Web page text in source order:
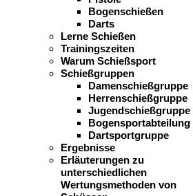
Bogenschießen
Darts
Lerne Schießen
Trainingszeiten
Warum Schießsport
Schießgruppen
Damenschießgruppe
Herrenschießgruppe
Jugendschießgruppe
Bogensportabteilung
Dartsportgruppe
Ergebnisse
Erläuterungen zu
unterschiedlichen
Wertungsmethoden von